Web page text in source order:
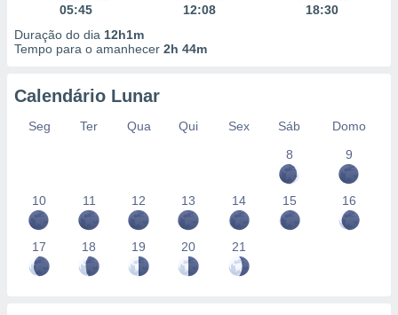
05:45
12:08
18:30
Duração do dia 12h1m
Tempo para o amanhecer 2h 44m
Calendário Lunar
Seg Ter Qua Qui Sex Sáb
Domo
8
9
10 11 12 13 14 15 16
17 18 19 20 21